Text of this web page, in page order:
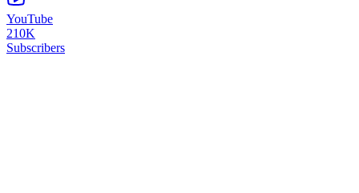
YouTube
210K
Subscribers